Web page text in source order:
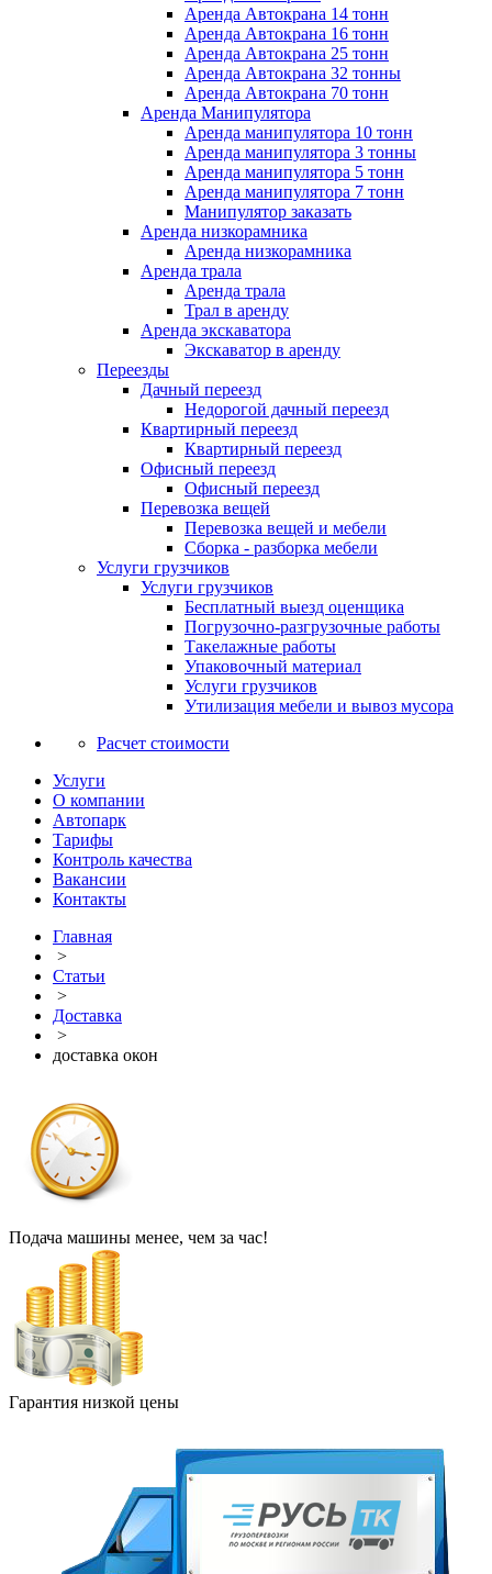
Аренда Автокрана 14 тонн
Аренда Автокрана 16 тонн
Аренда Автокрана 25 тонн
Аренда Автокрана 32 тонны
Аренда Автокрана 70 тонн
Аренда Манипулятора
Аренда манипулятора 10 тонн
Аренда манипулятора 3 тонны
Аренда манипулятора 5 тонн
Аренда манипулятора 7 тонн
Манипулятор заказать
Аренда низкорамника
Аренда низкорамника
Аренда трала
Аренда трала
Трал в аренду
Аренда экскаватора
Экскаватор в аренду
Переезды
Дачный переезд
Недорогой дачный переезд
Квартирный переезд
Квартирный переезд
Офисный переезд
Офисный переезд
Перевозка вещей
Перевозка вещей и мебели
Сборка - разборка мебели
Услуги грузчиков
Услуги грузчиков
Бесплатный выезд оценщика
Погрузочно-разгрузочные работы
Такелажные работы
Упаковочный материал
Услуги грузчиков
Утилизация мебели и вывоз мусора
Расчет стоимости
Услуги
О компании
Автопарк
Тарифы
Контроль качества
Вакансии
Контакты
Главная
>
Статьи
>
Доставка
>
доставка окон
Подача машины менее, чем за час!
Гарантия низкой цены